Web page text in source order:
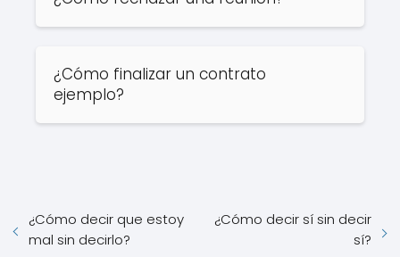
¿Cómo finalizar un contrato
ejemplo?
¿Cómo decir que estoy
mal sin decirlo?
¿Cómo decir sí sin decir
sí?